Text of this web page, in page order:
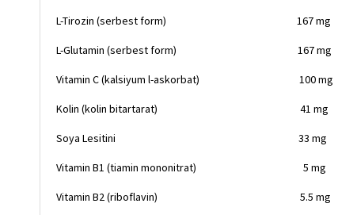
L-Tirozin (serbest form) 167 mg
L-Glutamin (serbest form) 167 mg
Vitamin C (kalsiyum l-askorbat) 100 mg
Kolin (kolin bitartarat) 41 mg
Soya Lesitini 33 mg
Vitamin B1 (tiamin mononitrat) 5 mg
Vitamin B2 (riboflavin) 5.5 mg